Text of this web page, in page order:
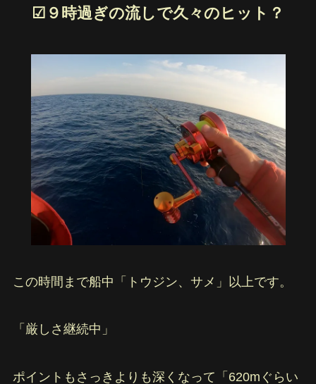
☑︎９時過ぎの流しで久々のヒット？
この時間まで船中「トウジン、サメ」以上です。
「厳しさ継続中」
ポイントもさっきよりも深くなって「620mぐらい